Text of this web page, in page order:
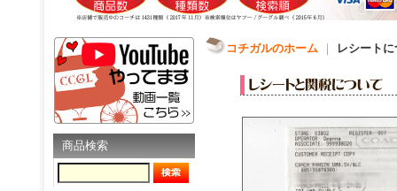
商品検索
コチガルのホーム レシート